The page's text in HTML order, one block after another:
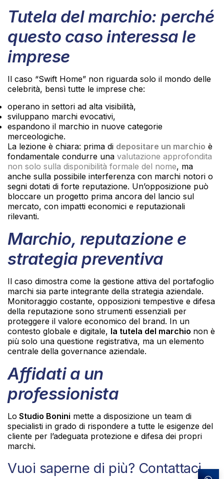
Tutela del marchio: perché
questo caso interessa le
imprese
Il caso “Swift Home” non riguarda solo il mondo delle
celebrità, bensì tutte le imprese che:
operano in settori ad alta visibilità,
sviluppano marchi evocativi,
espandono il marchio in nuove categorie
merceologiche.
La lezione è chiara: prima di depositare un marchio è
fondamentale condurre una valutazione approfondita
non solo sulla disponibilità formale del nome, ma
anche sulla possibile interferenza con marchi notori o
segni dotati di forte reputazione. Un’opposizione può
bloccare un progetto prima ancora del lancio sul
mercato, con impatti economici e reputazionali
rilevanti.
Marchio, reputazione e
strategia preventiva
Il caso dimostra come la gestione attiva del portafoglio
marchi sia parte integrante della strategia aziendale.
Monitoraggio costante, opposizioni tempestive e difesa
della reputazione sono strumenti essenziali per
proteggere il valore economico del brand. In un
contesto globale e digitale, la tutela del marchio non è
più solo una questione registrativa, ma un elemento
centrale della governance aziendale.
Affidati a un
professionista
Lo Studio Bonini mette a disposizione un team di
specialisti in grado di rispondere a tutte le esigenze del
cliente per l’adeguata protezione e difesa dei propri
marchi.
Vuoi saperne di più? Contattaci